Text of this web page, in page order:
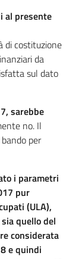
al presente
di costituzione
da
sul dato
sarebbe
no. Il
per
i parametri
pur
(ULA),
quello del
considerata
e quindi